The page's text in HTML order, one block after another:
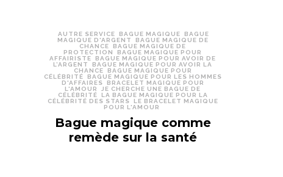
AUTRE SERVICE BAGUE MAGIQUE
BAGUE
MAGIQUE D'ARGENT
BAGUE MAGIQUE DE
CHANCE
BAGUE MAGIQUE DE
PROTECTION
BAGUE MAGIQUE POUR
AFFAIRISTE
BAGUE MAGIQUE POUR AVOIR DE
L’ARGENT
BAGUE MAGIQUE POUR AVOIR LA
CHANCE
BAGUE MAGIQUE POUR
CÉLÉBRITÉ
BAGUE MAGIQUE POUR LES HOMMES
D'AFFAIRES
BRACELET MAGIQUE POUR
L'AMOUR
JE CHERCHE UNE BAGUE DE
CÉLÉBRITÉ
LA BAGUE MAGIQUE POUR LA
CÉLÉBRITÉ DES STARS
LE BRACELET MAGIQUE
POUR L'AMOUR
Bague magique comme
remède sur la santé